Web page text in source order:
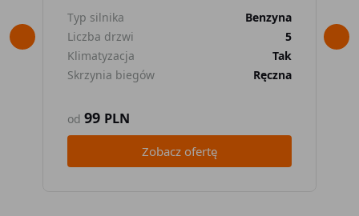
Typ silnika
Benzyna
Liczba drzwi
5
Klimatyzacja
Tak
Skrzynia biegów
Ręczna
od 99 PLN
Zobacz ofertę